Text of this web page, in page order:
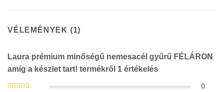
VÉLEMÉNYEK (1)
Laura prémium minőségű nemesacél gyűrű FÉLÁRON
amíg a készlet tart! termékről 1 értékelés
0